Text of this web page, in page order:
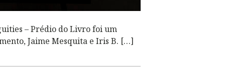
– Prédio do Livro foi um
Jaime Mesquita e Iris B. […]